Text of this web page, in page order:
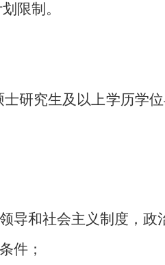
限制。
研究生及以上学历学
导和社会主义制度，政
件；